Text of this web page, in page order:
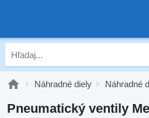
Náhradné diely Náhradné
Pneumatický ventily